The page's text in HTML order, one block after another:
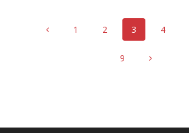
Page
1 Page
2 Page
3 Page
4
Page
9